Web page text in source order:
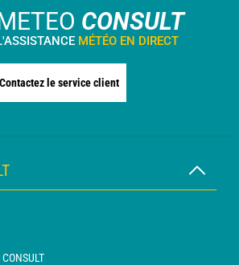
CONSULT
MÉTÉO EN DIRECT
Contactez le service client